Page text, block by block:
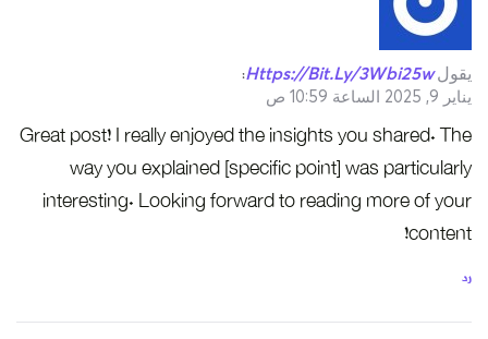
يقول Https://bit.ly/3Wbi25w
:
يناير 9, 2025 الساعة 10:59 ص
Great post! I really enjoyed the insights you shared. The
way you explained [specific point] was particularly
interesting. Looking forward to reading more of your
content!
رد